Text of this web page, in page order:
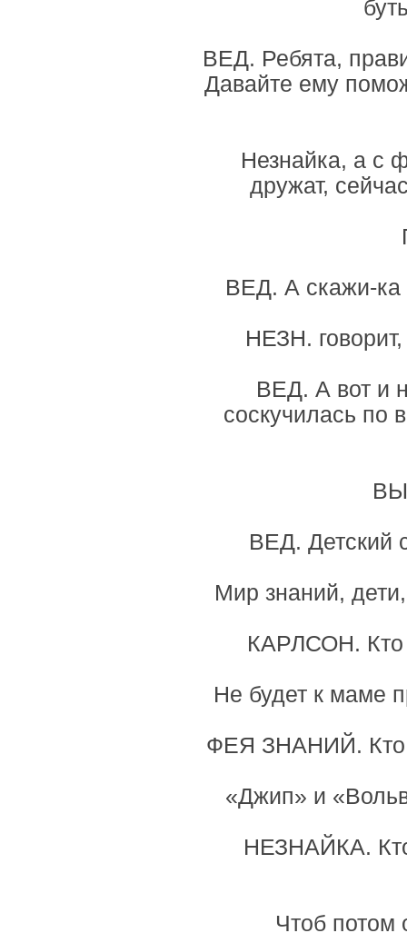
ВЕД. Ребята,
Давайте ему
Незнайка, а с
дружат,
ВЕД. А скажи-ка
НЕЗН.
ВЕД. А вот и
соскучилась по
ВЕД. Детский
Мир знаний,
КАРЛСОН. Кто
Не будет к маме
ФЕЯ ЗНАНИЙ. Кто
«Джип» и
НЕЗНАЙКА. Кто
Чтоб потом